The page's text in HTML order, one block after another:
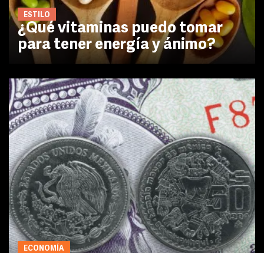
ESTILO
¿Qué vitaminas puedo tomar
para tener energía y ánimo?
ECONOMÍA